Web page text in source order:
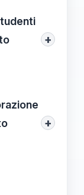
per
un+
orientato
+